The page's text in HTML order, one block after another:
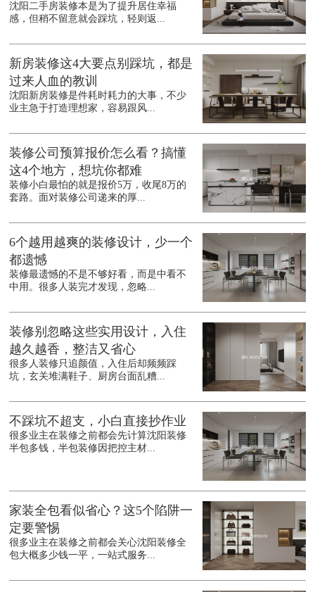
沈阳二手房装修本是为了提升居住幸福
感，但稍不留意就会踩坑，轻则返...
新房装修这4大要点别踩坑，都是
过来人血的教训
沈阳新房装修是件耗时耗力的大事，不少
业主急于打造理想家，容易跟风...
装修公司预算报价怎么看？搞懂
这4个地方，想坑你都难
装修小白最怕的就是报价5万，收尾8万的
套路。面对装修公司递来的厚...
6个越用越爽的装修设计，少一个
都遗憾
装修最遗憾的不是不够好看，而是中看不
中用。很多人装完才发现，忽略...
装修别忽略这些实用设计，入住
越久越香，整洁又省心
很多人装修只追颜值，入住后却频频踩
坑，玄关堆满鞋子、厨房台面乱糟...
不踩坑不超支，小白直接抄作业
很多业主在装修之前都会先计算沈阳装修
半包多钱，半包装修因把控主材...
家装全包看似省心？这5个陷阱一
定要警惕
很多业主在装修之前都会关心沈阳装修全
包大概多少钱一平，一站式服务...